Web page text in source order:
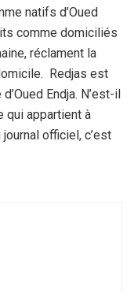
natifs d’Oued
comme domiciliés
réclament la
Redjas est
Endja. N’est-il
qui appartient à
officiel, c’est